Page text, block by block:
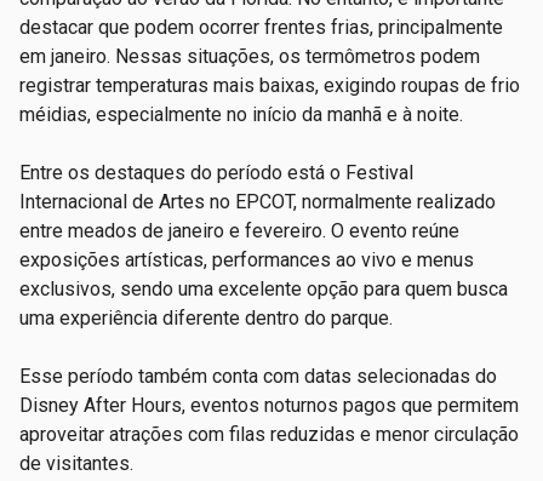
destacar que podem ocorrer frentes frias, principalmente
em janeiro. Nessas situações, os termômetros podem
registrar temperaturas mais baixas, exigindo roupas de frio
méidias, especialmente no início da manhã e à noite.
Entre os destaques do período está o Festival
Internacional de Artes no EPCOT, normalmente realizado
entre meados de janeiro e fevereiro. O evento reúne
exposições artísticas, performances ao vivo e menus
exclusivos, sendo uma excelente opção para quem busca
uma experiência diferente dentro do parque.
Esse período também conta com datas selecionadas do
Disney After Hours, eventos noturnos pagos que permitem
aproveitar atrações com filas reduzidas e menor circulação
de visitantes.